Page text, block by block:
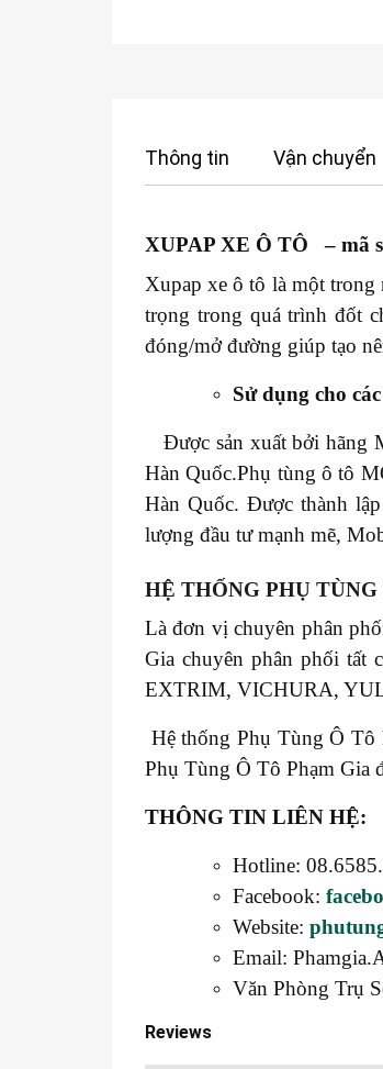
Thông tin Vận chuyển
XUPAP XE Ô TÔ – mã
Xupap xe ô tô là một
trọng trong quá trình đốt
đóng/mở đường giúp tạo
Sử dụng cho
Được sản xuất bởi hãng
Hàn Quốc.Phụ tùng ô tô
Hàn Quốc. Được thành
lượng đầu tư mạnh mẽ,
HỆ THỐNG PHỤ
Là đơn vị chuyên phân
Gia chuyên phân phối
EXTRIM, VICHURA,
Hệ thống Phụ Tùng Ô Tô
Phụ Tùng Ô Tô Phạm Gia
THÔNG TIN LIÊN HỆ:
Hotline:
Facebook:
Website:
Email:
Văn Phòng Trụ
Reviews